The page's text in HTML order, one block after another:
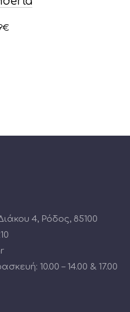
€
4, Ρόδος, 85100
10.00 – 14.00 & 17.00